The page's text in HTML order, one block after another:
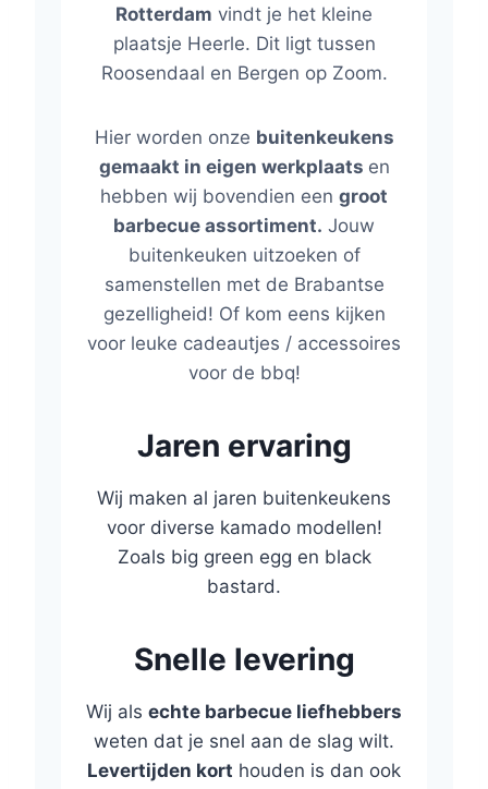
Rotterdam vindt je het kleine
plaatsje Heerle. Dit ligt tussen
Roosendaal en Bergen op Zoom.
Hier worden onze buitenkeukens
gemaakt in eigen werkplaats en
hebben wij bovendien een groot
barbecue assortiment. Jouw
buitenkeuken uitzoeken of
samenstellen met de Brabantse
gezelligheid! Of kom eens kijken
voor leuke cadeautjes / accessoires
voor de bbq!
Jaren ervaring
Wij maken al jaren buitenkeukens
voor diverse kamado modellen!
Zoals big green egg en black
bastard.
Snelle levering
Wij als echte barbecue liefhebbers
weten dat je snel aan de slag wilt.
Levertijden kort houden is dan ook